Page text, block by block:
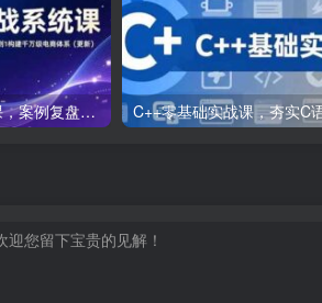
TikTok实战系统课，案例复盘、数据解析、运营执行，从0到1构建千万级电商体系（更新）